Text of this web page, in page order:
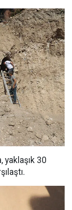
yaklaşık 30